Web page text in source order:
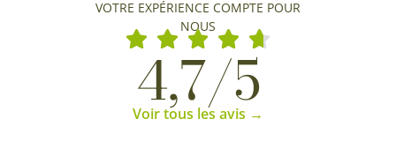
VOTRE EXPÉRIENCE COMPTE POUR
NOUS
4,7/5
Voir tous les avis →